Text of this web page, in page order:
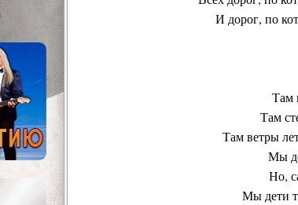
И дорог, по
Там
Там
Там ветры
Мы
Но,
Мы дети